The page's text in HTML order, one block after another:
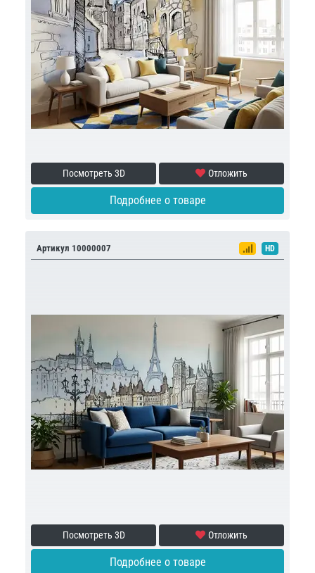
Посмотреть 3D Отложить
Подробнее о товаре
Артикул 10000007 HD
Посмотреть 3D Отложить
Подробнее о товаре